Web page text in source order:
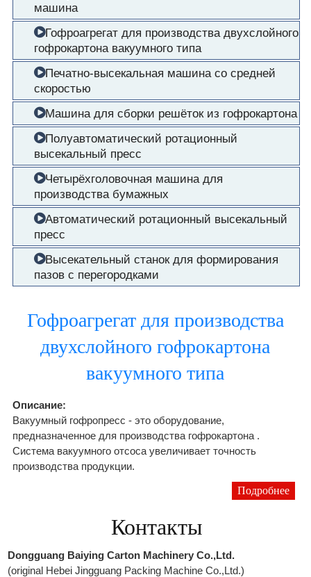
машина
Гофроагрегат для производства двухслойного
гофрокартона вакуумного типа
Печатно-высекальная машина со средней
скоростью
Машина для сборки решёток из гофрокартона
Полуавтоматический ротационный
высекальный пресс
Четырёхголовочная машина для
производства бумажных
Автоматический ротационный высекальный
пресс
Высекательный станок для формирования
пазов с перегородками
Гофроагрегат для производства
двухслойного гофрокартона
вакуумного типа
Описание:
Вакуумный гофропресс - это оборудование,
предназначенное для производства гофрокартона .
Система вакуумного отсоса увеличивает точность
производства продукции.
Подробнее
Контакты
Dongguang Baiying Carton Machinery Co.,Ltd.
(original Hebei Jingguang Packing Machine Co.,Ltd.)